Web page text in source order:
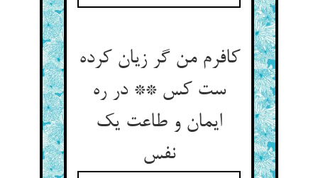
کافرم من گر زیان کرده
ست کس ** در ره
ایمان و طاعت یک